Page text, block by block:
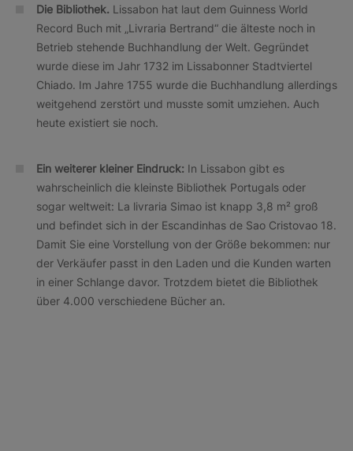
Die Bibliothek. Lissabon hat laut dem Guinness World
Record Buch mit „Livraria Bertrand“ die älteste noch in
Betrieb stehende Buchhandlung der Welt. Gegründet
wurde diese im Jahr 1732 im Lissabonner Stadtviertel
Chiado. Im Jahre 1755 wurde die Buchhandlung allerdings
weitgehend zerstört und musste somit umziehen. Auch
heute existiert sie noch.
Ein weiterer kleiner Eindruck: In Lissabon gibt es
wahrscheinlich die kleinste Bibliothek Portugals oder
sogar weltweit: La livraria Simao ist knapp 3,8 m² groß
und befindet sich in der Escandinhas de Sao Cristovao 18.
Damit Sie eine Vorstellung von der Größe bekommen: nur
der Verkäufer passt in den Laden und die Kunden warten
in einer Schlange davor. Trotzdem bietet die Bibliothek
über 4.000 verschiedene Bücher an.